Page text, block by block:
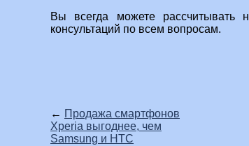
Вы всегда можете рассчитывать
консультаций по всем вопросам.
← Продажа смартфонов
Xperia выгоднее, чем
Samsung и HTC